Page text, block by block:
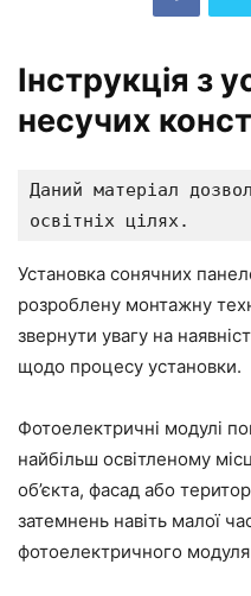
Інструкція з
несучих
Даний матеріал
освітніх цілях.
Установка сонячних
розроблену монтажну
звернути увагу на
щодо процесу установки.
Фотоелектричні модулі
найбільш освітленому
об’єкта, фасад або
затемнень навіть малої
фотоелектричного